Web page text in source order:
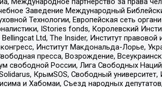
Заведение Международный
Технологии, Европейская сеть
IStories fonds, Королевский
Ltd, The Insider, Институт
Институт Макдональда-Лорье,
пресса, Возрождение,
свободной России, Лига Свободных
КрымSOS, Свободный университет,
и Хабомаи, Съезд народных